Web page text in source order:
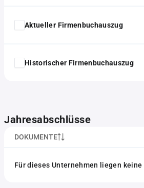
Aktueller Firmenbuchauszug
Historischer Firmenbuchauszug
Jahresabschlüsse
DOKUMENTE
Für dieses Unternehmen liegen